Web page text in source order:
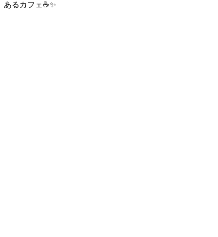
あるカフェ☕️✨